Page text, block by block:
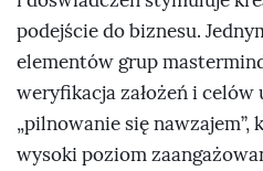
podejście do biznesu.
elementów grup
weryfikacja założeń i
„pilnowanie się
wysoki poziom